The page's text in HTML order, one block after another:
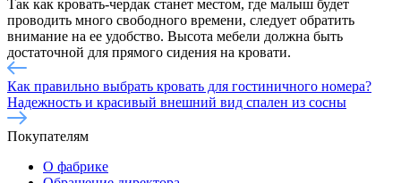
Так как кровать-чердак станет местом, где малыш будет
проводить много свободного времени, следует обратить
внимание на ее удобство. Высота мебели должна быть
достаточной для прямого сидения на кровати.
Как правильно выбрать кровать для гостиничного номера?
Надежность и красивый внешний вид спален из сосны
Покупателям
О фабрике